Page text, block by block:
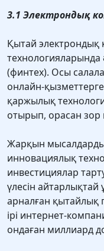
3.1 Электрондық
Қытай
(финтех). Осы
онлайн-
қаржылық
отырып, орасан зор
Жарқын
инновациялық
инвестициялар
үлесін айтарлықтай
арналған
ірі интернет-
ондаған миллиард